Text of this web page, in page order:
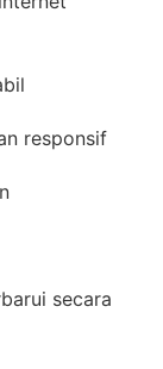
responsif
secara